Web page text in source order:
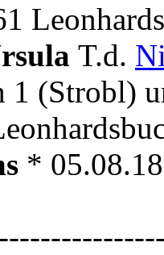
T.d.
1 (Strobl)
*